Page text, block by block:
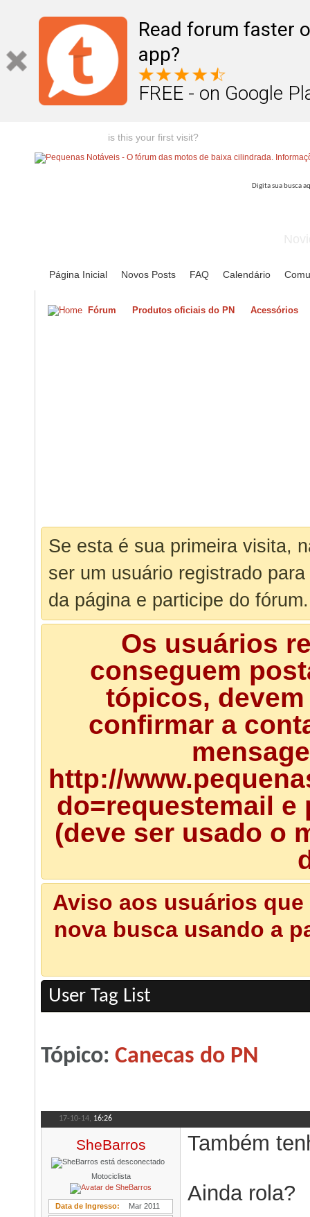
Read forum faster
app?
FREE - on Google
is this your first visit?
Página Inicial Novos Posts FAQ Calendário
Fórum Produtos oficiais do PN Acessórios
Se esta é sua primeira visita,
ser um usuário registrado
da página e participe do fórum.
Os usuários
conseguem
tópicos,
confirmar a
http://
do=requestemail
(deve ser usado o
Aviso aos usuários
nova busca usando a
User Tag List
Tópico: Canecas do PN
17-10-14, 16:26
SheBarros
Motociclista
Data de Ingresso
Mar 2011
Também
Ainda rola?